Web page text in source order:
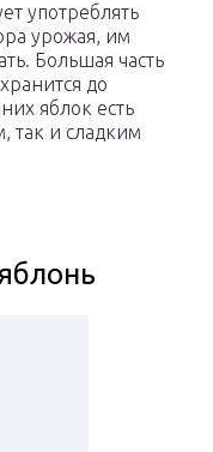
употреблять
урожая, им
Большая часть
до
яблок есть
так и сладким